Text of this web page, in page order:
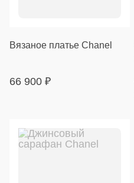
Вязаное платье Chanel
66 900 ₽